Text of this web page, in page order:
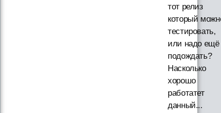
тот релиз
который
тестировать,
или надо ещё
подождать?
Насколько
хорошо
работатет
данный...